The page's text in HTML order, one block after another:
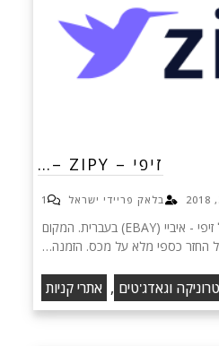
זיפי – ZIPY –…
בלאק פריידי ישראל 1
זיפי - פשוט לקנות מחו"ל זיפי - איביי (EBAY) בעברית. המקום
החזר כספי מלא על מכס. הזמנה…
וגאדג'טים , אתרי קניות